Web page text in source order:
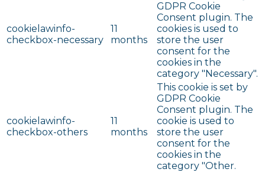
cookielawinfo-
checkbox-necessary
11
months
GDPR Cookie
Consent plugin. The
cookies is used to
store the user
consent for the
cookies in the
category "Necessary".
cookielawinfo-
checkbox-others
11
months
This cookie is set by
GDPR Cookie
Consent plugin. The
cookie is used to
store the user
consent for the
cookies in the
category "Other.